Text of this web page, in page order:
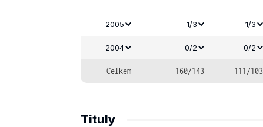
2005 1/3 1/3
2004 0/2 0/2
Celkem 160/143 111/103
Tituly